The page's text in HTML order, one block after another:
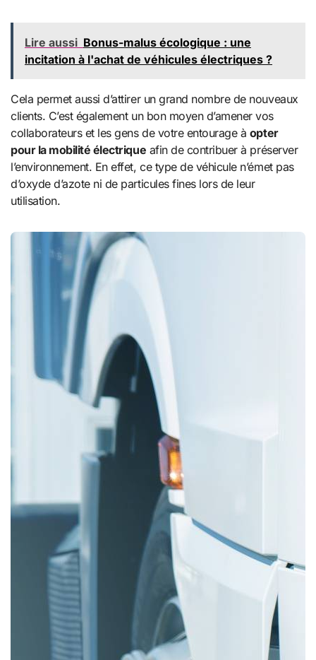
Lire aussi Bonus-malus écologique : une
incitation à l'achat de véhicules électriques ?
Cela permet aussi d’attirer un grand nombre de nouveaux
clients. C’est également un bon moyen d’amener vos
collaborateurs et les gens de votre entourage à opter
pour la mobilité électrique afin de contribuer à préserver
l’environnement. En effet, ce type de véhicule n’émet pas
d’oxyde d’azote ni de particules fines lors de leur
utilisation.